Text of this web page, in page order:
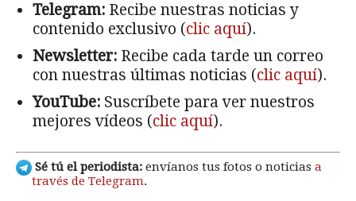
Telegram: Recibe nuestras noticias y
contenido exclusivo (clic aquí).
Newsletter: Recibe cada tarde un correo
con nuestras últimas noticias (clic aquí).
YouTube: Suscríbete para ver nuestros
mejores vídeos (clic aquí).
Sé tú el periodista: envíanos tus fotos o noticias a
través de Telegram.